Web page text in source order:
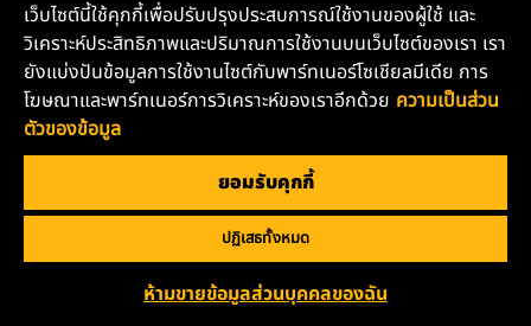
เว็บไซต์นี้ใช้คุกกี้เพื่อปรับปรุงประสบการณ์ใช้งานของผู้ใช้ และ
วิเคราะห์ประสิทธิภาพและปริมาณการใช้งานบนเว็บไซต์ของเรา เรา
ยังแบ่งปันข้อมูลการใช้งานไซต์กับพาร์ทเนอร์โซเชียลมีเดีย การ
โฆษณาและพาร์ทเนอร์การวิเคราะห์ของเราอีกด้วย ความเป็นส่วน
ตัวของข้อมูล
ยอมรับคุกกี้
ปฏิเสธทั้งหมด
ห้ามขายข้อมูลส่วนบุคคลของฉัน